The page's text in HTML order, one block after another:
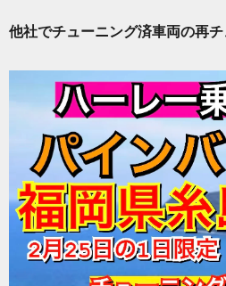
他社でチューニング済車両の再